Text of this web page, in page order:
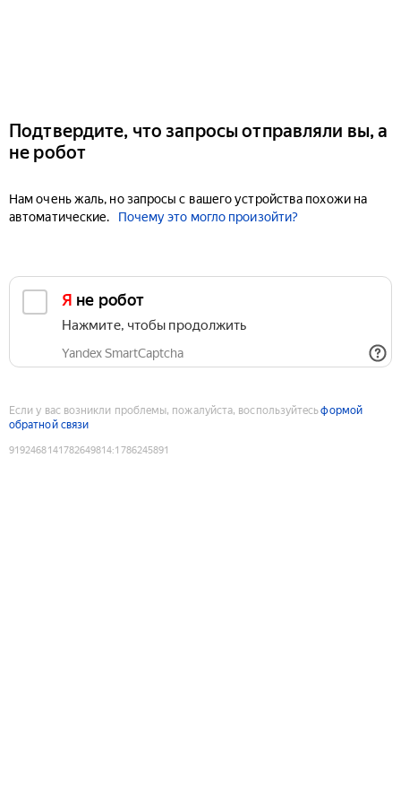
Подтвердите, что запросы отправляли вы, а
не робот
Нам очень жаль, но запросы с вашего устройства похожи на
автоматические.
Почему это могло произойти?
Я не робот
Нажмите, чтобы продолжить
Yandex SmartCaptcha
Если у вас возникли проблемы, пожалуйста, воспользуйтесьформой
обратной связи
9192468141782649814:1786245891